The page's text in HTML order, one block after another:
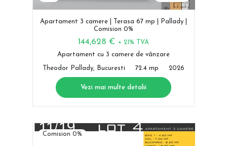
Apartament 3 camere | Terasa 67 mp | Pallady |
Comision 0%
144,628 € + 21% TVA
Apartament cu 3 camere de vânzare
Theodor Pallady, Bucuresti 72.4 mp 2026
Vezi mai multe detalii
Comision 0%